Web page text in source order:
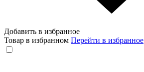
Добавить в избранное
Товар в избранном Перейти в избранное